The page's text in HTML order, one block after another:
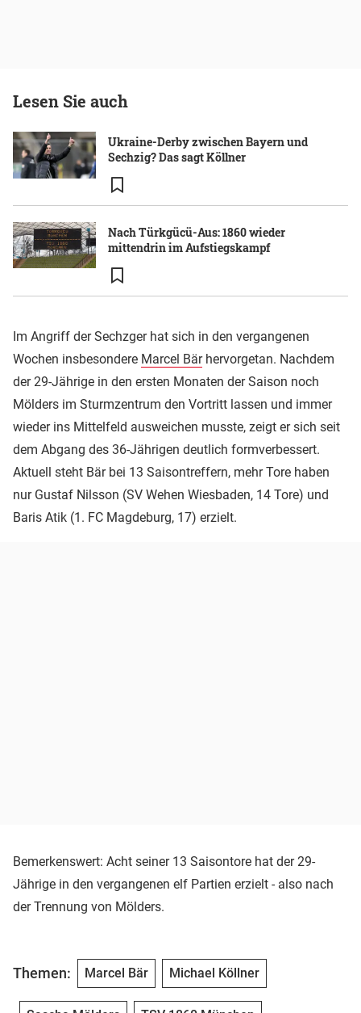
Lesen Sie auch
Ukraine-Derby zwischen Bayern und
Sechzig? Das sagt Köllner
Nach Türkgücü-Aus: 1860 wieder
mittendrin im Aufstiegskampf
Im Angriff der Sechzger hat sich in den vergangenen
Wochen insbesondere Marcel Bärhervorgetan. Nachdem
der 29-Jährige in den ersten Monaten der Saison noch
Mölders im Sturmzentrum den Vortritt lassen und immer
wieder ins Mittelfeld ausweichen musste, zeigt er sich seit
dem Abgang des 36-Jährigen deutlich formverbessert.
Aktuell steht Bär bei 13 Saisontreffern, mehr Tore haben
nur Gustaf Nilsson (SV Wehen Wiesbaden, 14 Tore) und
Baris Atik (1. FC Magdeburg, 17) erzielt.
Bemerkenswert: Acht seiner 13 Saisontore hat der 29-
Jährige in den vergangenen elf Partien erzielt - also nach
der Trennung von Mölders.
Themen: Marcel Bär Michael Köllner